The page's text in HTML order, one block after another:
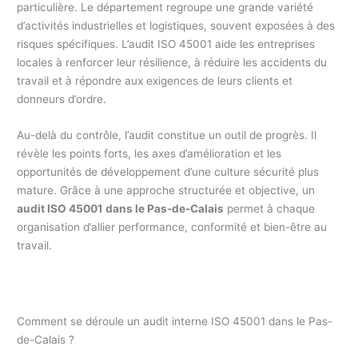
particulière. Le département regroupe une grande variété
d’activités industrielles et logistiques, souvent exposées à des
risques spécifiques. L’audit ISO 45001 aide les entreprises
locales à renforcer leur résilience, à réduire les accidents du
travail et à répondre aux exigences de leurs clients et
donneurs d’ordre.
Au-delà du contrôle, l’audit constitue un outil de progrès. Il
révèle les points forts, les axes d’amélioration et les
opportunités de développement d’une culture sécurité plus
mature. Grâce à une approche structurée et objective, un
audit ISO 45001 dans le Pas-de-Calais permet à chaque
organisation d’allier performance, conformité et bien-être au
travail.
Comment se déroule un audit interne ISO 45001 dans le Pas-
de-Calais ?